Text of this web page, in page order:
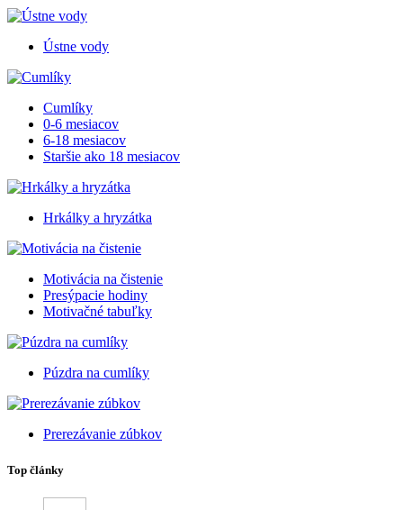
Ústne vody
Cumlíky
0-6 mesiacov
6-18 mesiacov
Staršie ako 18 mesiacov
Hrkálky a hryzátka
Motivácia na čistenie
Presýpacie hodiny
Motivačné tabuľky
Púzdra na cumlíky
Prerezávanie zúbkov
Top články